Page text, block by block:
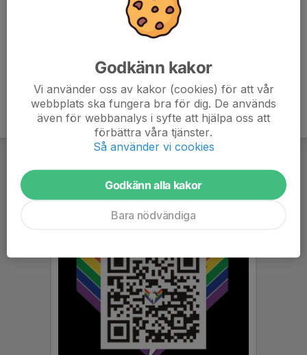
Godkänn kakor
Vi använder oss av kakor (cookies) för att vår
webbplats ska fungera bra för dig. De används
även för webbanalys i syfte att hjälpa oss att
förbättra våra tjänster.
Så använder vi cookies
Godkänn alla kakor
Bara nödvändiga